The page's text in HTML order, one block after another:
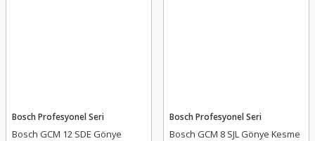
Bosch Profesyonel Seri
Bosch GCM 12 SDE Gönye
Bosch Profesyonel Seri
Bosch GCM 8 SJL Gönye Kesme